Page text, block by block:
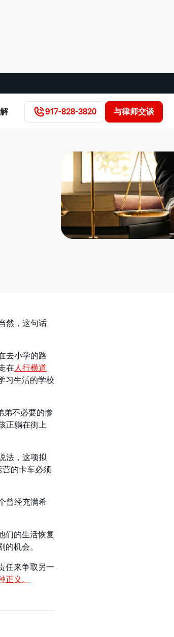
917-828-3820 与律师交谈
然，这句话
去小学的路
在人行横道
习生活的学校
弟不必要的惨
正躺在街上
法，这项拟
营的卡车必须
曾经充满希
们的生活恢复
机会。
任来争取另一
正义。